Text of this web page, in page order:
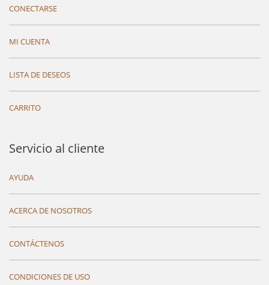
CONECTARSE
MI CUENTA
LISTA DE DESEOS
CARRITO
Servicio al cliente
AYUDA
ACERCA DE NOSOTROS
CONTÁCTENOS
CONDICIONES DE USO